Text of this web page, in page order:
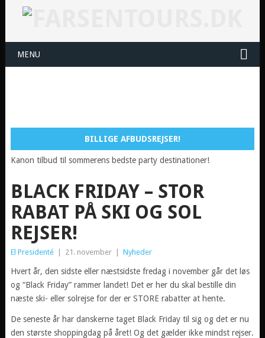
MENU
BILLIGE AFBUDSREJSER!
Kanon tilbud til sommerens bedste party destinationer!
BLACK FRIDAY – STOR
RABAT PÅ SKI OG SOL
REJSER!
El Presidenté 21. november Nyheder
Hvert år, den sidste eller næstsidste fredag i november går det løs
og “Black Friday” rammer landet! Det er her du skal bestille din
næste ski- eller solrejse for der er STORE rabatter at hente.
De seneste år har danskerne taget Black Friday til sig og det er nu
den største shoppingdag på året! Og det gælder ikke mindst rejser.